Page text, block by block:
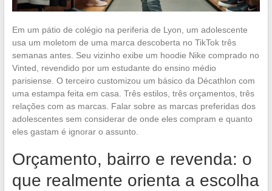
Em um pátio de colégio na periferia de Lyon, um adolescente
usa um moletom de uma marca descoberta no TikTok três
semanas antes. Seu vizinho exibe um hoodie Nike comprado no
Vinted, revendido por um estudante do ensino médio
parisiense. O terceiro customizou um básico da Décathlon com
uma estampa feita em casa. Três estilos, três orçamentos, três
relações com as marcas. Falar sobre as marcas preferidas dos
adolescentes sem considerar de onde eles compram e quanto
eles gastam é ignorar o assunto.
Orçamento, bairro e revenda: o
que realmente orienta a escolha